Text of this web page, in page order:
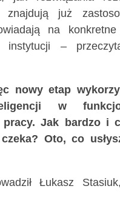
znajdują już
na konkretne
instytucji –
nowy etap
w
pracy. Jak bardzo i
Oto, co
Łukasz